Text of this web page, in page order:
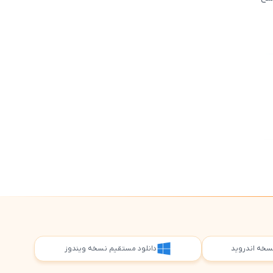
نسخه اندروید دانلود مستقیم نسخه ویندوز